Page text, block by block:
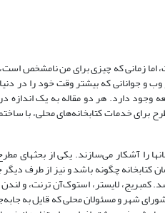
زمانی که چیزی برای من نامشخص
و جوانانی که بیشتر وقت‌ خود را در
وجود دارد. هر دو مقاله به یک اندازه
برای خدمات کتابخانه‌های محلی، با
را آشکار می‌سازند. یکی از بحثهای
چگونه باشد و نیز از طرف
لایستر، استوک‌آن ترنت، و
شهر و مسئولان محلی که قایل به